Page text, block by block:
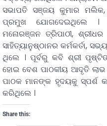
ସଭାପତି ସଞ୍ଜୟ କୁମାର ମଲିକ,
ପ୍ରମୁଖ ଯୋଗଦେଇଥିଲେ ।
ମନୋରଞ୍ଜନ ତ୍ରିପାଠୀ,
ସାହିତ୍ୟାନୁଷ୍ଠାନର କର୍ମକର୍ତା,
ଥିଲେ । ପୂର୍ବରୁ କବି ଶ୍ରୀ
ହୋଇ ବେଶ ପାଠକୀୟ ଆଦୃତି
ପାଠକ ମାନଙ୍କ ହୃଦୟକୁ
କରିଥିଲେ ।
Share this: